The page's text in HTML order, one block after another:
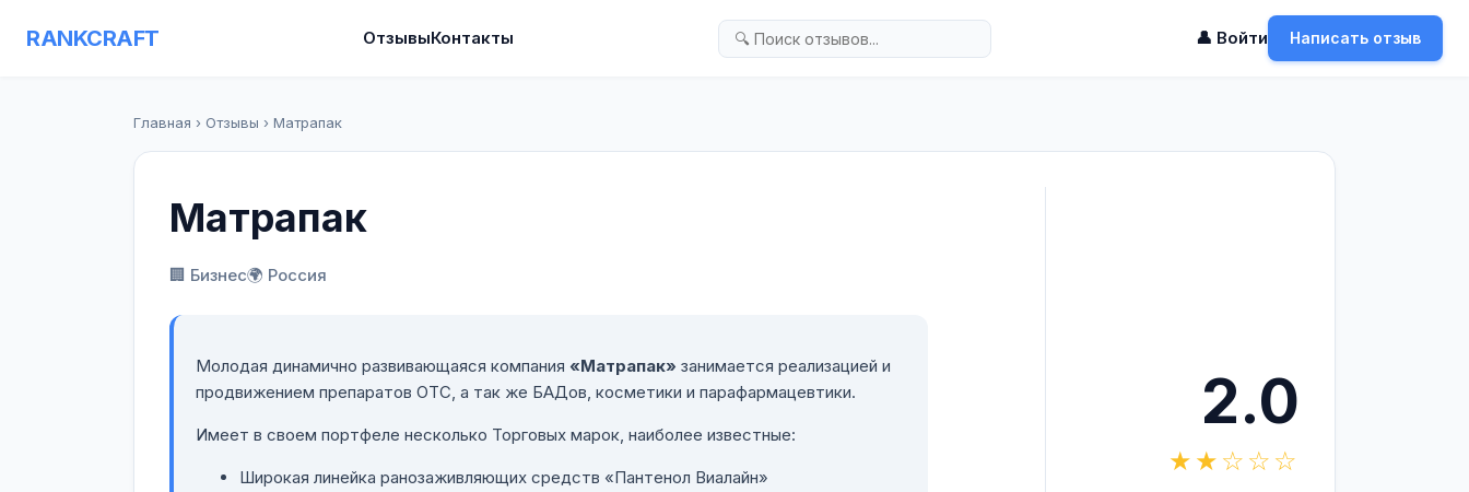
RANKCRAFT ОтзывыКонтакты 👤 Войти Написать отзыв
Главная › Отзывы › Матрапак
Матрапак
🏢 Бизнес🌍 Россия
Молодая динамично развивающаяся компания «Матрапак» занимается реализацией и
продвижением препаратов ОТС, а так же БАДов, косметики и парафармацевтики.
Имеет в своем портфеле несколько Торговых марок, наиболее известные:
Широкая линейка ранозаживляющих средств «Пантенол Виалайн»
2.0
★★☆☆☆